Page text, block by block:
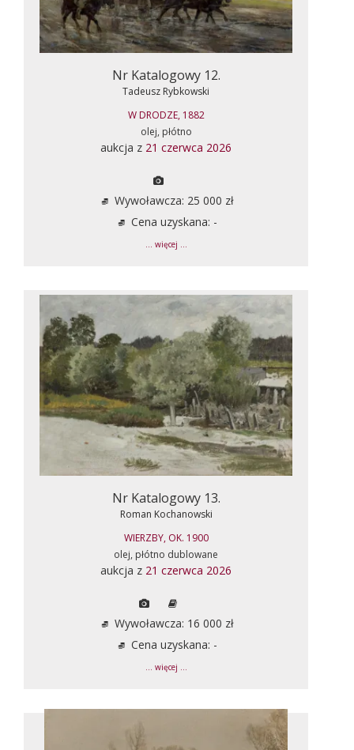
Nr Katalogowy 12.
Tadeusz Rybkowski
W DRODZE, 1882
olej, płótno
aukcja z 21 czerwca 2026
Wywoławcza: 25 000 zł
Cena uzyskana: -
... więcej ...
Nr Katalogowy 13.
Roman Kochanowski
WIERZBY, OK. 1900
olej, płótno dublowane
aukcja z 21 czerwca 2026
Wywoławcza: 16 000 zł
Cena uzyskana: -
... więcej ...